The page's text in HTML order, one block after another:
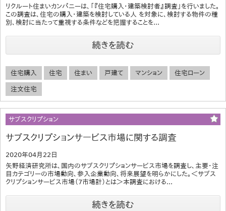
リクルート住まいカンパニーは、「『住宅購入・建築検討者』調査」を行いました。
この調査は、住宅の購入・建築を検討している人 を対象に、検討する物件の種
別、検討に当たって重視する条件などを把握することを...
続きを読む
住宅購入 住宅 住まい 戸建て マンション 住宅ローン
注文住宅
サブスクリプション
サブスクリプションサービス市場に関する調査
2020年04月22日
矢野経済研究所は、国内のサブスクリプションサービス市場を調査し、主要・注
目カテゴリーの市場動向、参入企業動向、将来展望を明らかにした。＜サブス
クリプションサービス市場（7市場計）とは＞本調査における...
続きを読む